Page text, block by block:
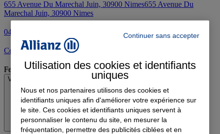
655 Avenue Du Marechal Juin, 30900 Nimes655 Avenue Du
Marechal Juin, 30900 Nimes
04 66 27 92 81
Contacter l'agence par e-mail
Fermé
Voir les horaires
Continuer sans accepter
Utilisation des cookies et identifiants
uniques
Nous et nos partenaires utilisons des cookies et
identifiants uniques afin d'améliorer votre expérience sur
le site. Ces cookies et identifiants uniques servent à
personnaliser le contenu du site, en mesurer la
fréquentation, permettre des publicités ciblées et en